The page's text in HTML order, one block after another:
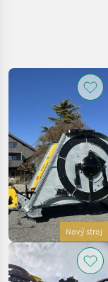
Kategorie 1
AKTUÁLNÍ
CESTA
Bednar
VYBRAT
KATEGORII
29
komunálna
Obnovit
Nový stroj